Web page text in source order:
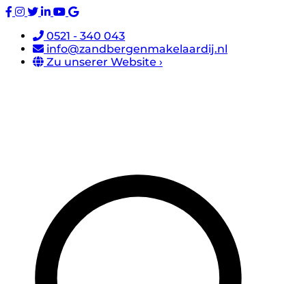
0521 - 340 043
info@zandbergenmakelaardij.nl
Zu unserer Website ›